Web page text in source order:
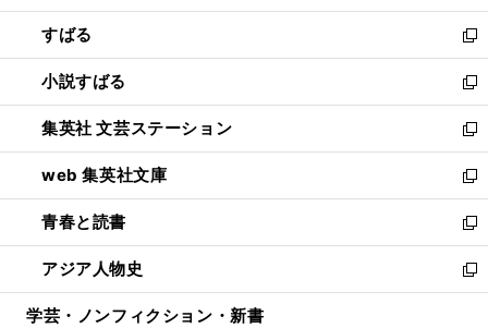
開
く
ウ
で
開
く
ン
ド
ウ
で
開
く
すばる
新
し
い
ウ
ィ
ン
ド
ウ
で
開
く
小説すばる
新
し
い
ウ
ィ
ン
ド
ウ
で
開
集英社 文芸ステーション
新
し
い
ウ
ィ
ン
ド
ウ
web 集英社文庫
新
し
い
ウ
ィ
ン
青春と読書
新
し
い
ウ
アジア人物史
新
し
学芸・ノンフィクション・新書